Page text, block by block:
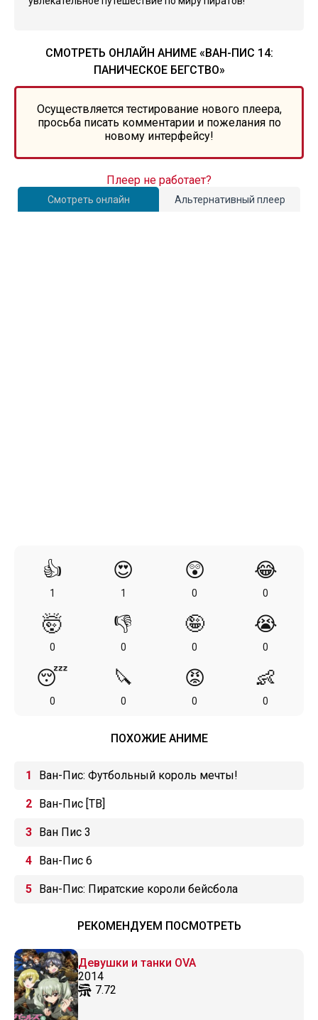
СМОТРЕТЬ ОНЛАЙН АНИМЕ «ВАН-ПИС 14:
ПАНИЧЕСКОЕ БЕГСТВО»
Осуществляется тестирование нового плеера,
просьба писать комментарии и пожелания по
новому интерфейсу!
Смотреть онлайн Альтернативный плеер
Плеер не работает?
👍
1
😍
1
😲
0
😂
0
🤯
0
👎
0
🤪
0
😭
0
😴
0
🔪
0
😡
0
👶
0
ПОХОЖИЕ АНИМЕ
Ван-Пис: Футбольный король мечты!
Ван-Пис [ТВ]
Ван Пис 3
Ван-Пис 6
Ван-Пис: Пиратские короли бейсбола
РЕКОМЕНДУЕМ ПОСМОТРЕТЬ
Девушки и танки OVA
2014
7.72